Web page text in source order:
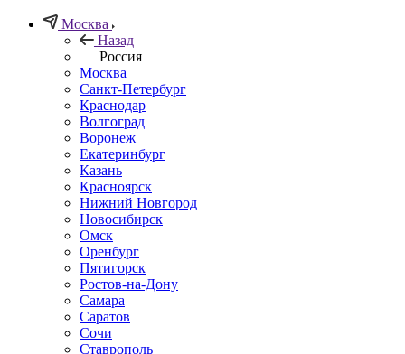
Москва
Назад
Россия
Москва
Санкт-Петербург
Краснодар
Волгоград
Воронеж
Екатеринбург
Казань
Красноярск
Нижний Новгород
Новосибирск
Омск
Оренбург
Пятигорск
Ростов-на-Дону
Самара
Саратов
Сочи
Ставрополь